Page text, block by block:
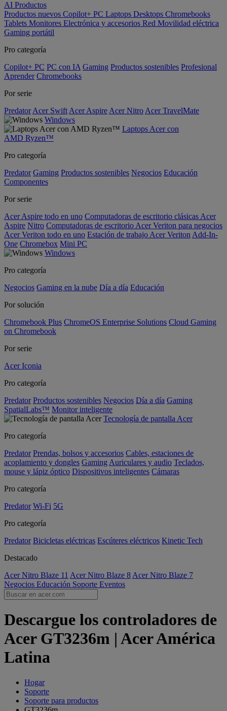
AI Productos
Productos nuevos Copilot+ PC Laptops Desktops Chromebooks
Tablets Monitores Electrónica y accesorios Red Movilidad eléctrica
Gaming portátil
Pro categoría
Copilot+ PC PC con IA Gaming Productos sostenibles Profesional
Aprender Chromebooks
Por serie
Predator Acer Swift Acer Aspire Acer Nitro Acer TravelMate
Windows
Laptops Acer con
AMD Ryzen™
Pro categoría
Predator Gaming Productos sostenibles Negocios Educación
Componentes
Por serie
Acer Aspire todo en uno Computadoras de escritorio clásicas Acer
Aspire Nitro Computadoras de escritorio Acer Veriton para negocios
Acer Veriton todo en uno Estación de trabajo Acer Veriton Add-In-
One Chromebox Mini PC
Windows
Pro categoría
Negocios Gaming en la nube Día a día Educación
Por solución
Chromebook Plus ChromeOS Enterprise Solutions Cloud Gaming
on Chromebook
Por serie
Acer Iconia
Pro categoría
Predator Productos sostenibles Negocios Día a día Gaming
SpatialLabs™ Monitor inteligente
Tecnología de pantalla Acer
Pro categoría
Predator Prendas, bolsos y accesorios Cables, estaciones de
acoplamiento y dongles Gaming Auriculares y audio Teclados,
mouse y lápiz óptico Dispositivos inteligentes Cámaras
Pro categoría
Predator Wi-Fi 5G
Pro categoría
Predator Bicicletas eléctricas Escúteres eléctricos Kinetic Tech
Destacado
Acer Nitro Blaze 11 Acer Nitro Blaze 8 Acer Nitro Blaze 7
Negocios Educación Soporte Eventos
Descargue los controladores de
Acer GT3236m | Acer América
Latina
Hogar
Soporte
Soporte para productos